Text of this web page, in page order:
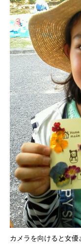
カメラを向けると女